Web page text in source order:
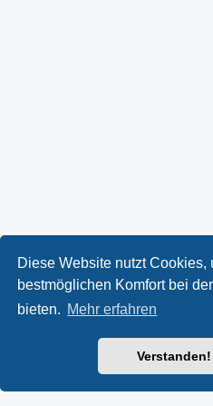
Diese Website nutzt Cookies,
bestmöglichen Komfort bei
bieten. Mehr erfahren
Verstanden!